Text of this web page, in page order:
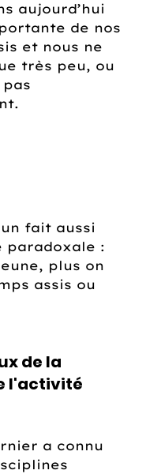
aujourd’hui
de nos
et nous ne
très peu, ou
fait aussi
paradoxale :
plus on
assis ou
de la
l'activité
a connu